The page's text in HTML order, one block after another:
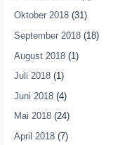
Oktober 2018(31)
September 2018(18)
August 2018(1)
Juli 2018(1)
Juni 2018(4)
Mai 2018(24)
April 2018(7)